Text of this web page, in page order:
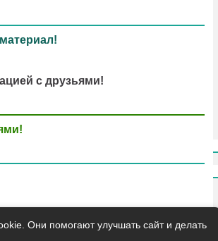
с друзьями!
Они помогают улучшать сайт и делать